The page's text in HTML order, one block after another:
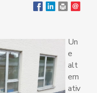
Un
e
alt
ern
ativ